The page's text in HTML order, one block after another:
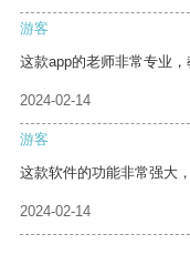
游客
这款app的老师非常专业
2024-02-14
游客
这款软件的功能非常强大
2024-02-14